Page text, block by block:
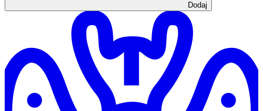
Dodaj